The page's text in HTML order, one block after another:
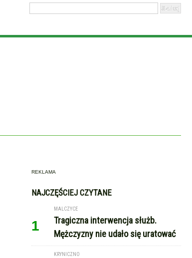
REKLAMA
NAJCZĘŚCIEJ CZYTANE
1
MALCZYCE
Tragiczna interwencja służb.
Mężczyzny nie udało się uratować
KRYNICZNO